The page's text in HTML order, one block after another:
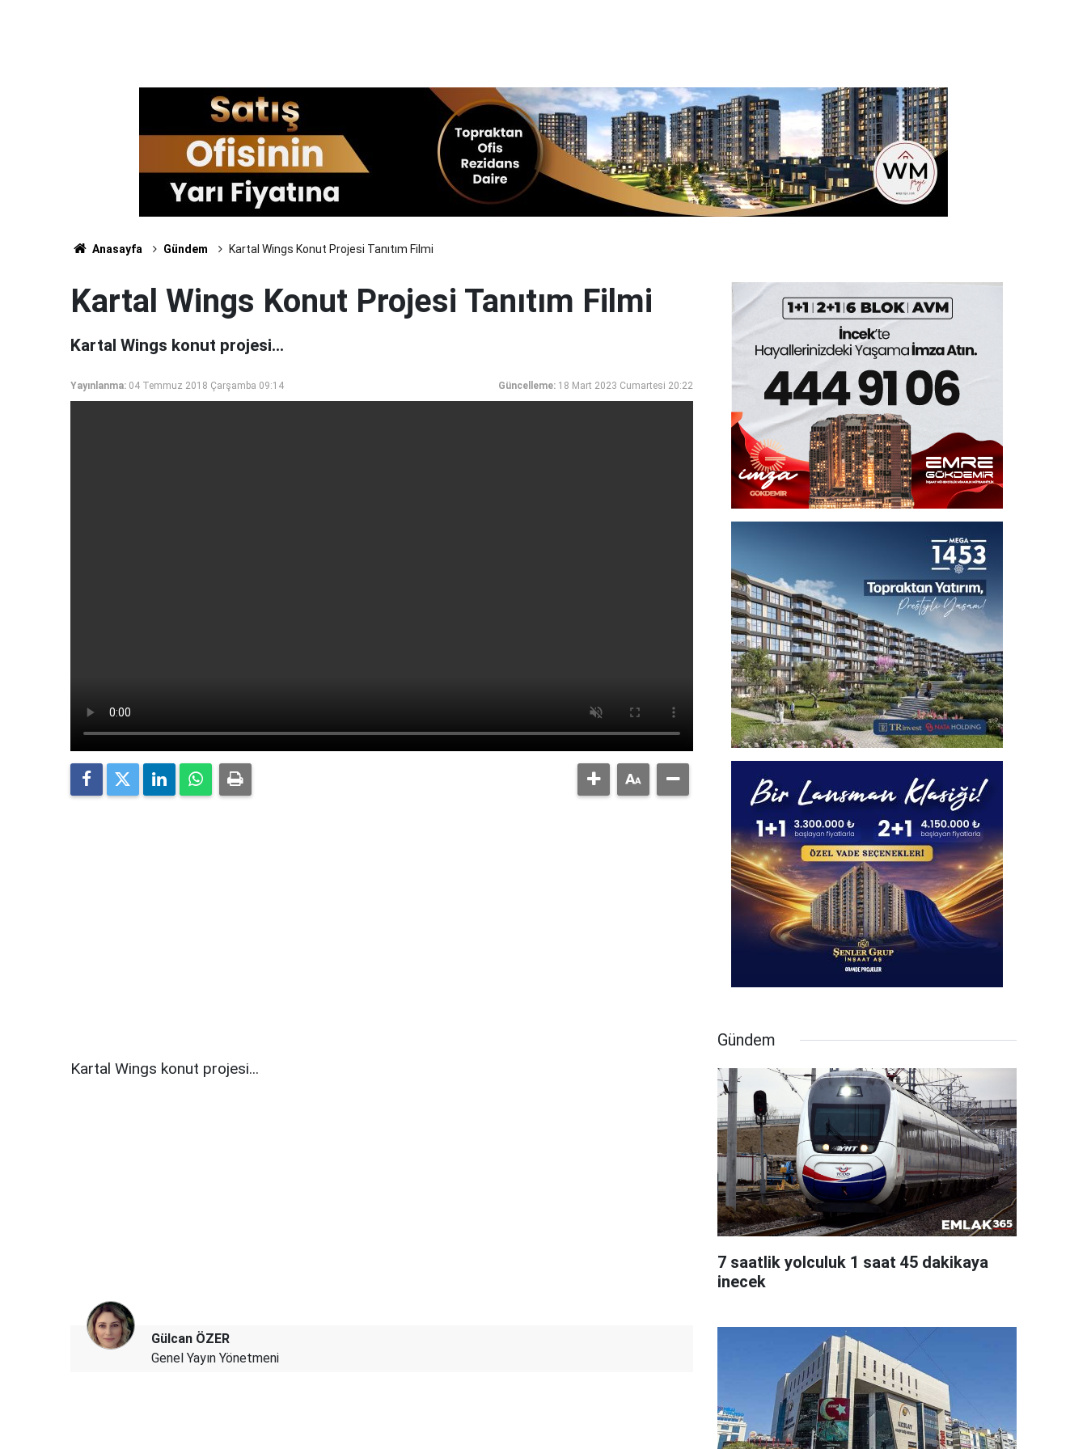
Anasayfa Gündem Kartal Wings Konut Projesi Tanıtım Filmi
Kartal Wings Konut Projesi Tanıtım Filmi
Kartal Wings konut projesi...
Yayınlanma: 04 Temmuz 2018 Çarşamba 09:14 Güncelleme: 18 Mart 2023 Cumartesi 20:22
Kartal Wings konut projesi...
Gülcan ÖZER
Genel Yayın Yönetmeni
Gündem
7 saatlik yolculuk 1 saat 45 dakikaya
inecek